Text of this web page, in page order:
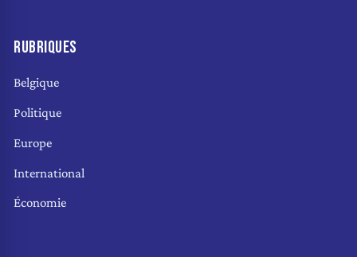
RUBRIQUES
Belgique
Politique
Europe
International
Économie